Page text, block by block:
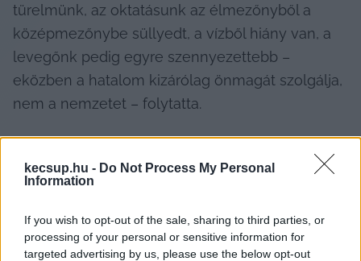
kecsup.hu - Do Not Process My Personal
Information
If you wish to opt-out of the sale, sharing to third parties, or
processing of your personal or sensitive information for
targeted advertising by us, please use the below opt-out
türelmünk, az oktatásunk az élmezőnyből a
középmezőnybe süllyedt, a vízből hiány van, a
levegőnk pedig egyre szennyezettebb –
eközben a hatalom kizárólag önmagát szolgálja,
nem a nemzetet – folytatta.
Aki győz a választáson, nem hatalmat kap,
Magyar Péter.